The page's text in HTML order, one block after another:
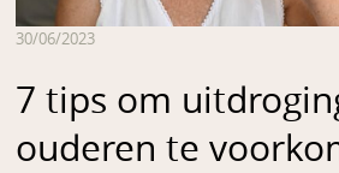
30/06/2023
7 tips om
ouderen te